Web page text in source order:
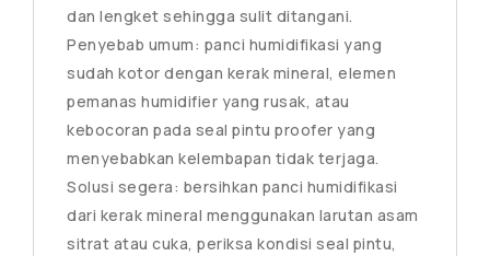
dan lengket sehingga sulit ditangani.
Penyebab umum: panci humidifikasi yang
sudah kotor dengan kerak mineral, elemen
pemanas humidifier yang rusak, atau
kebocoran pada seal pintu proofer yang
menyebabkan kelembapan tidak terjaga.
Solusi segera: bersihkan panci humidifikasi
dari kerak mineral menggunakan larutan asam
sitrat atau cuka, periksa kondisi seal pintu,